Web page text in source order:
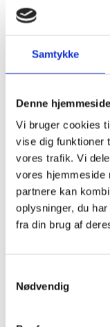
Samtykke
Denne
Vi bruger cookies
vise dig funktioner
vores trafik. Vi
vores hjemmeside
partnere kan
oplysninger, du
fra din brug af
Nødvendig
Styrkelse af
daglige
Udfordringen
uoverskuelig eller
sygeplejersker kan få
mere meningsfuld,
Samtidig skal det
samarbejde mellem
Baggrund
Denne opgave er
ikke altid som tydelig
MyMedCards, korte